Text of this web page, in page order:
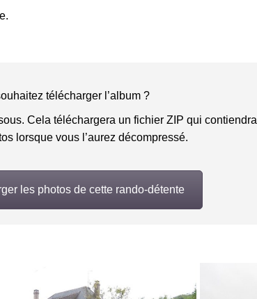
télécharger l’album ?
Cela téléchargera un fichier ZIP qui contiendra
lorsque vous l’aurez décompressé.
les photos de cette rando-détente